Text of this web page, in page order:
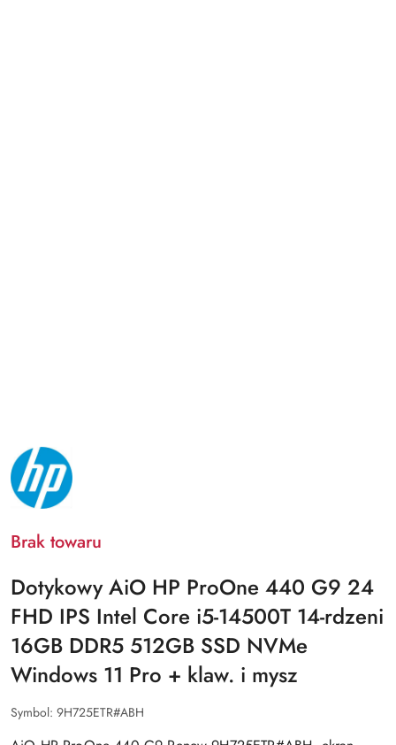
NAZWA
PRODUCENTA:
HP
Brak towaru
Dotykowy AiO HP ProOne 440 G9 24
FHD IPS Intel Core i5-14500T 14-rdzeni
16GB DDR5 512GB SSD NVMe
Windows 11 Pro + klaw. i mysz
Symbol: 9H725ETR#ABH